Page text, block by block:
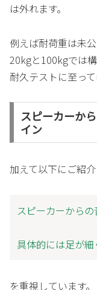
は外れます。
例えば耐荷重は未
20kgと100kgでは
耐久テストに至って
スピーカーか
イン
加えて以下にご紹
スピーカーから
具体的には足が
を重視しています。